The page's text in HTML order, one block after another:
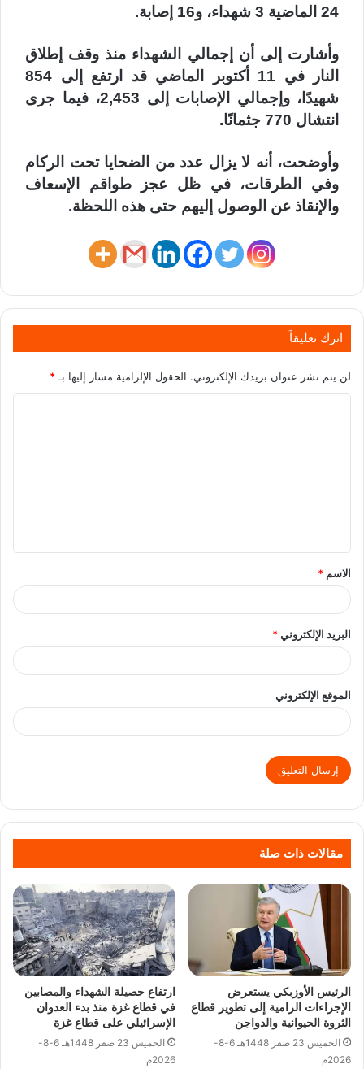
24 الماضية 3 شهداء، و16 إصابة.
وأشارت إلى أن إجمالي الشهداء منذ وقف إطلاق
النار في 11 أكتوبر الماضي قد ارتفع إلى 854
شهيدًا، وإجمالي الإصابات إلى 2,453، فيما جرى
انتشال 770 جثمانًا.
وأوضحت، أنه لا يزال عدد من الضحايا تحت الركام
وفي الطرقات، في ظل عجز طواقم الإسعاف
والإنقاذ عن الوصول إليهم حتى هذه اللحظة.
اترك تعليقاً
لن يتم نشر عنوان بريدك الإلكتروني. الحقول الإلزامية مشار إليها بـ*
الاسم *
البريد الإلكتروني*
الموقع الإلكتروني
مقالات ذات صلة
الرئيس الأوزبكي يستعرض
الإجراءات الرامية إلى تطوير قطاع
الثروة الحيوانية والدواجن
الخميس 23 صفر 1448هـ 6-8-
2026م
ارتفاع حصيلة الشهداء والمصابين
في قطاع غزة منذ بدء العدوان
الإسرائيلي على قطاع غزة
الخميس 23 صفر 1448هـ 6-8-
2026م